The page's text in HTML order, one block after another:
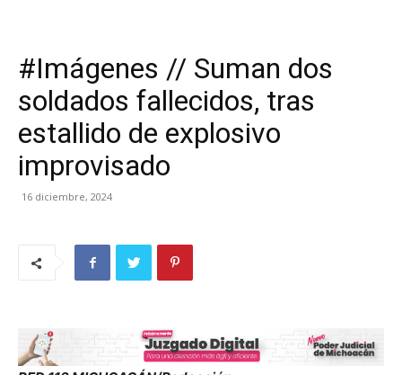
#Imágenes // Suman dos
soldados fallecidos, tras
estallido de explosivo
improvisado
16 diciembre, 2024